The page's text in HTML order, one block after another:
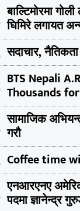
बाल्टिमोरमा
घिमिरे लगायत
सदाचार,
BTS Nepali
Thousands
सामाजिक
गरौ
Coffee time
एनआरएनए
पदमा ज्ञानेन्द्र